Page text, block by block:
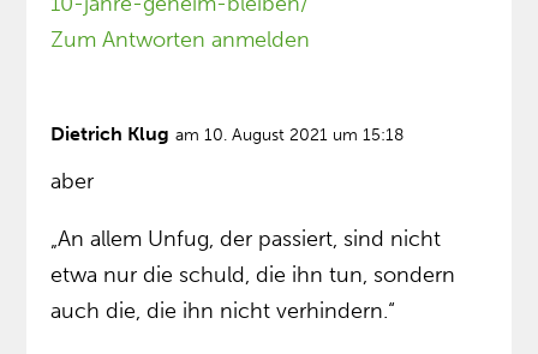
Zum Antworten anmelden
Dietrich Klug am 10. August 2021 um 15:18
aber
„An allem Unfug, der passiert, sind nicht
etwa nur die schuld, die ihn tun, sondern
auch die, die ihn nicht verhindern.“